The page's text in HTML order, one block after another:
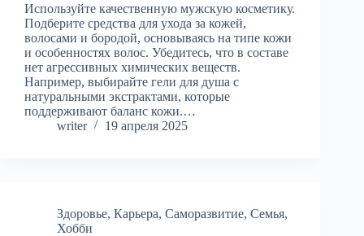
Используйте качественную мужскую косметику.
Подберите средства для ухода за кожей,
волосами и бородой, основываясь на типе кожи
и особенностях волос. Убедитесь, что в составе
нет агрессивных химических веществ.
Например, выбирайте гели для душа с
натуральными экстрактами, которые
поддерживают баланс кожи.…
writer
19 апреля 2025
Здоровье, Карьера, Саморазвитие, Семья,
Хобби